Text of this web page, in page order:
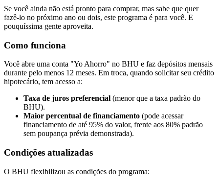
Se você ainda não está pronto para comprar, mas sabe que quer
fazê-lo no próximo ano ou dois, este programa é para você. E
pouquíssima gente aproveita.
Como funciona
Você abre uma conta "Yo Ahorro" no BHU e faz depósitos mensais
durante pelo menos 12 meses. Em troca, quando solicitar seu crédito
hipotecário, tem acesso a:
Taxa de juros preferencial (menor que a taxa padrão do
BHU).
Maior percentual de financiamento (pode acessar
financiamento de até 95% do valor, frente aos 80% padrão
sem poupança prévia demonstrada).
Condições atualizadas
O BHU flexibilizou as condições do programa: